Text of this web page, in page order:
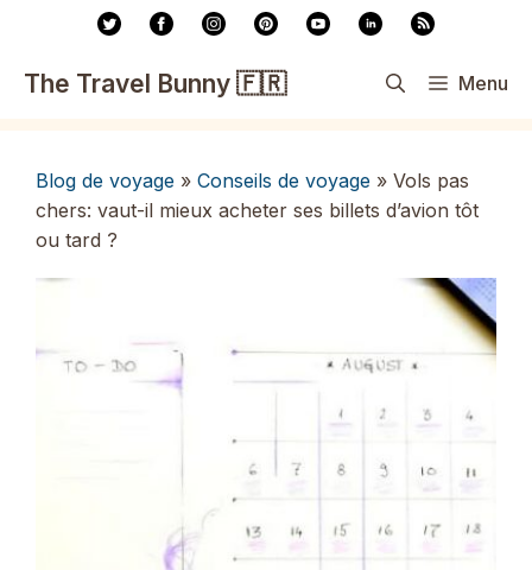
contenu
The Travel Bunny 🇫🇷 Menu
Blog de voyage » Conseils de voyage » Vols pas
chers: vaut-il mieux acheter ses billets d’avion tôt
ou tard ?